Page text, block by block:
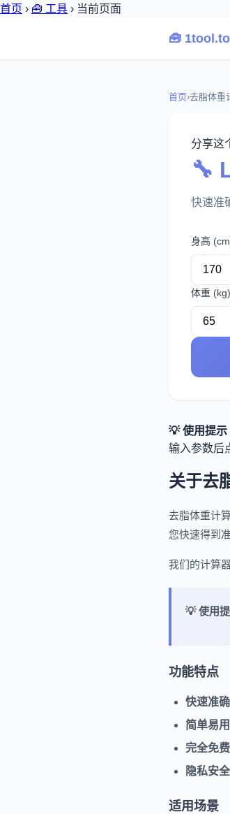
首页 › 🧰 工具 › 当前页面
🧰
首页›去脂体重
分享这
🔧
快速准
身高
体重 (kg)
💡 使用提示
输入参数后
关于去
去脂体重计
您快速得到
我们的计算
💡 使用提
功能特点
快速准确
简单易用
完全免费
隐私安全
适用场景